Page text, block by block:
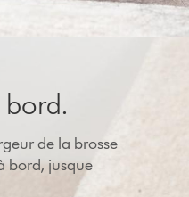
de la brosse
bord, jusque